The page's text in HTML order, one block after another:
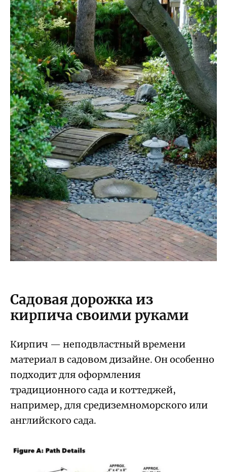
Садовая дорожка из
кирпича своими руками
Кирпич — неподвластный времени
материал в садовом дизайне. Он особенно
подходит для оформления
традиционного сада и коттеджей,
например, для средиземноморского или
английского сада.